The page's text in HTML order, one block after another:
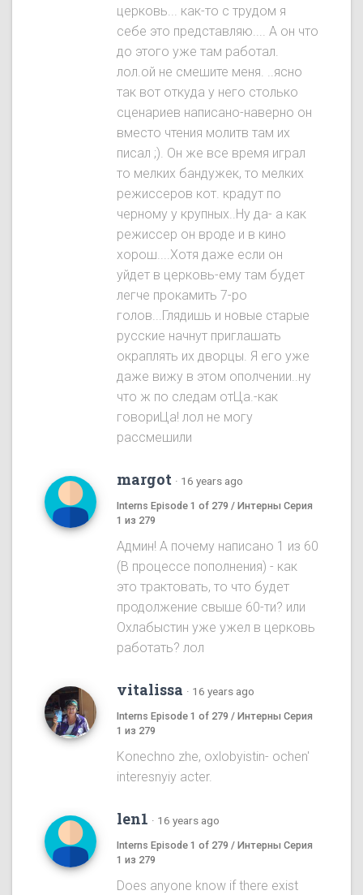
церковь... как-то с трудом я
себе это представляю.... А он что
до этого уже там работал.
лол.ой не смешите меня. ..ясно
так вот откуда у него столько
сценариев написано-наверно он
вместо чтения молитв там их
писал ;). Он же все время играл
то мелких бандужек, то мелких
режиссеров кот. крадут по
черному у крупных..Ну да- а как
режиссер он вроде и в кино
хорош....Хотя даже если он
уйдет в церковь-ему там будет
легче прокамить 7-ро
голов...Глядишь и новые старые
русские начнут приглашать
окраплять их дворцы. Я его уже
даже вижу в этом ополчении..ну
что ж по следам отЦа.-как
говориЦа! лол не могу
рассмешили
margot · 16 years ago
Interns Episode 1 of 279 / Интерны Серия
1 из 279
Админ! А почему написано 1 из 60
(В процессе пополнения) - как
это трактовать, то что будет
продолжение свыше 60-ти? или
Охлабыстин уже ужел в церковь
работать? лол
vitalissa · 16 years ago
Interns Episode 1 of 279 / Интерны Серия
1 из 279
Konechno zhe, oxlobyistin- ochen'
interesnyiy acter.
len1 · 16 years ago
Interns Episode 1 of 279 / Интерны Серия
1 из 279
Does anyone know if there exist